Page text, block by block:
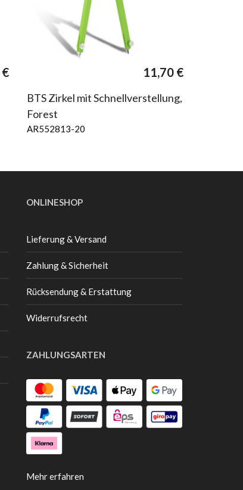
€ 11,70 €
BTS Zirkel mit Schnellverstellung,
Forest
AR552813-20
ONLINESHOP
Lieferung & Versand
Zahlung & Sicherheit
Rücksendung & Erstattung
Widerrufsrecht
ZAHLUNGSARTEN
Mehr erfahren